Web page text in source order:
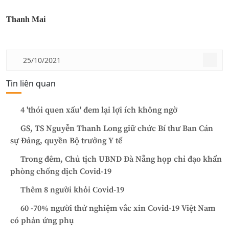
Thanh Mai
25/10/2021
Tin liên quan
4 'thói quen xấu' đem lại lợi ích không ngờ
GS, TS Nguyễn Thanh Long giữ chức Bí thư Ban Cán
sự Đảng, quyền Bộ trưởng Y tế
Trong đêm, Chủ tịch UBND Đà Nẵng họp chỉ đạo khẩn
phòng chống dịch Covid-19
Thêm 8 người khỏi Covid-19
60 -70% người thử nghiệm vắc xin Covid-19 Việt Nam
có phản ứng phụ